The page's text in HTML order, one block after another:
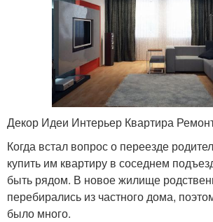
Декор Идеи Интерьер Квартира
Когда встал вопрос о переезде
купить им квартиру в соседнем
быть рядом. В новое жилище
перебирались из частного дома,
было много.